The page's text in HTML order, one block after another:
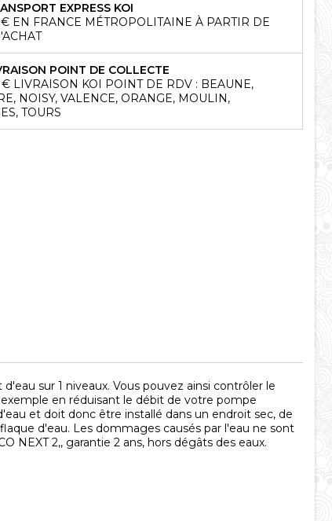
EXPRESS KOI
EN FRANCE MÉTROPOLITAINE À PARTIR DE
POINT DE COLLECTE
LIVRAISON KOI POINT DE RDV : BEAUNE,
NOISY, VALENCE, ORANGE, MOULIN,
TOURS
sur 1 niveaux. Vous pouvez ainsi contrôler le
en réduisant le débit de votre pompe
et doit donc être installé dans un endroit sec, de
d'eau. Les dommages causés par l'eau ne sont
NEXT 2,, garantie 2 ans, hors dégâts des eaux.